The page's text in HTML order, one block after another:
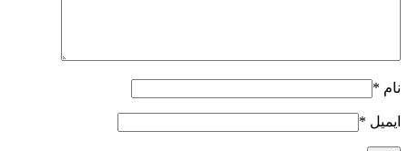
نام *
ایمیل *